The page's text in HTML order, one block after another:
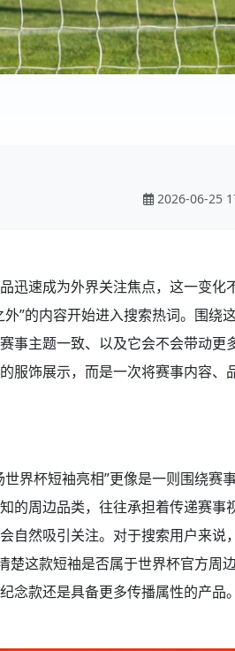
2026-06-25
迅速成为外界关注焦点，这一变化
”的内容开始进入搜索热词。围绕
事主题一致、以及它会不会带动更
服饰展示，而是一次将赛事内容、
界杯短袖亮相”更像是一则围绕赛
的周边品类，往往承担着传递赛事
自然吸引关注。对于搜索用户来说
楚这款短袖是否属于世界杯官方周
念款还是具备更多传播属性的产品。